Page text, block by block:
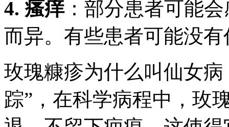
4. 瘙痒：部分患者可能
而异。有些患者可能没
玫瑰糠疹为什么叫仙女病
踪”，在科学病程中，玫